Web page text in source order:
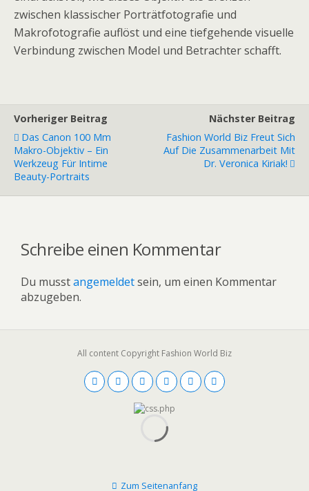
zwischen klassischer Porträtfotografie und
Makrofotografie auflöst und eine tiefgehende visuelle
Verbindung zwischen Model und Betrachter schafft.
Vorheriger Beitrag
Das Canon 100 Mm
Makro-Objektiv – Ein
Werkzeug Für Intime
Beauty-Portraits
Nächster Beitrag
Fashion World Biz Freut Sich
Auf Die Zusammenarbeit Mit
Dr. Veronica Kiriak!
Schreibe einen Kommentar
Du musstangemeldetsein, um einen Kommentar
abzugeben.
All content Copyright Fashion World Biz
Zum Seitenanfang